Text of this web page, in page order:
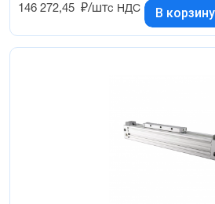
146 272,45 ₽/штс НДС В корзину